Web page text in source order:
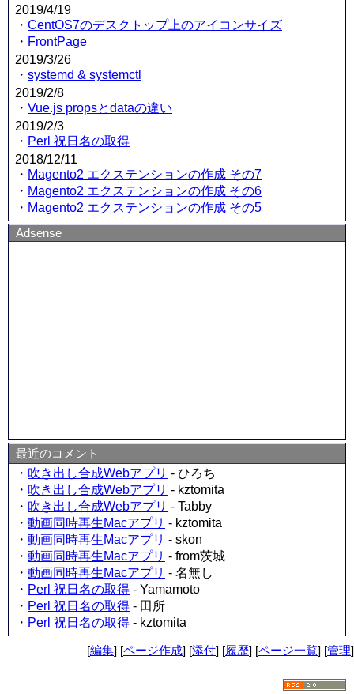
2019/4/19
・ CentOS7のデスクトップ上のアイコンサイズ
・ FrontPage
2019/3/26
・ systemd & systemctl
2019/2/8
・ Vue.js propsとdataの違い
2019/2/3
・ Perl 祝日名の取得
2018/12/11
・ Magento2 エクステンションの作成 その7
・ Magento2 エクステンションの作成 その6
・ Magento2 エクステンションの作成 その5
Adsense
最近のコメント
・ 吹き出し合成Webアプリ - ひろち
・ 吹き出し合成Webアプリ - kztomita
・ 吹き出し合成Webアプリ - Tabby
・ 動画同時再生Macアプリ - kztomita
・ 動画同時再生Macアプリ - skon
・ 動画同時再生Macアプリ - from茨城
・ 動画同時再生Macアプリ - 名無し
・ Perl 祝日名の取得 - Yamamoto
・ Perl 祝日名の取得 - 田所
・ Perl 祝日名の取得 - kztomita
[編集] [ページ作成] [添付] [履歴] [ページ一覧] [管理]